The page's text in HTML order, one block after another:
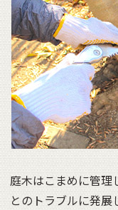
庭木はこまめに管理
とのトラブルに発展